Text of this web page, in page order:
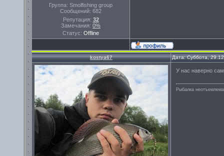
Группа: Smolfishing group
Сообщений: 682
Репутация: 32
Замечания: 0%
Статус: Offline
kostya67 Дата: Суббота,
У нас наверно
Рыбалка